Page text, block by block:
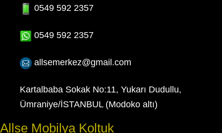
0549 592 2357
0549 592 2357
allsemerkez@gmail.com
Kartalbaba Sokak No:11, Yukarı Dudullu,
Ümraniye/İSTANBUL (Modoko altı)
Allse Mobilya Koltuk